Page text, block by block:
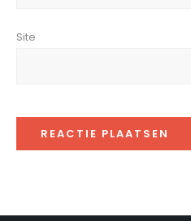
Site